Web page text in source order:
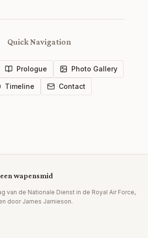
Quick Navigation
Prologue Photo Gallery
Timeline Contact
wapensmid
van de Nationale Dienst in de Royal Air Force,
door James Jamieson.